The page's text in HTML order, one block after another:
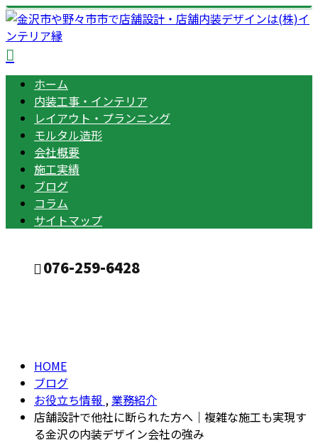
ホーム
内装工事・インテリア
レイアウト・プランニング
モルタル造形
会社概要
施工実績
ブログ
コラム
サイトマップ
076-259-6428
HOME
ブログ
お役立ち情報 ,業務紹介
店舗設計で他社に断られた方へ｜複雑な施工も実現す
る金沢の内装デザイン会社の強み